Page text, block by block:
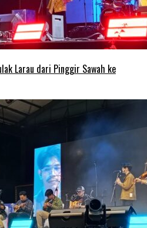
Larau dari Pinggir Sawah ke